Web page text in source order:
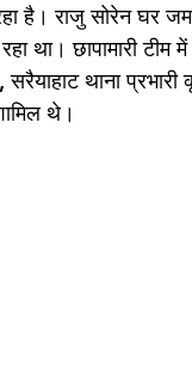
है। राजु सोरेन घर
था। छापामारी
सरैयाहाट थाना
थे।